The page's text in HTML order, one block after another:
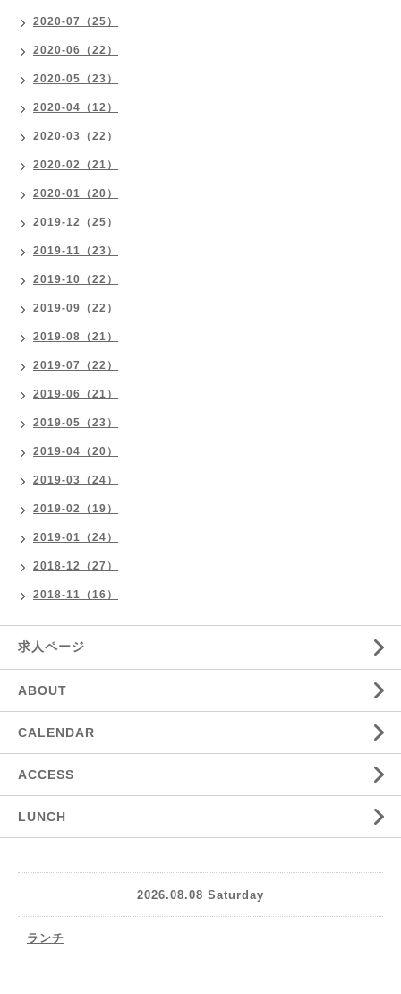
2020-07（25）
2020-06（22）
2020-05（23）
2020-04（12）
2020-03（22）
2020-02（21）
2020-01（20）
2019-12（25）
2019-11（23）
2019-10（22）
2019-09（22）
2019-08（21）
2019-07（22）
2019-06（21）
2019-05（23）
2019-04（20）
2019-03（24）
2019-02（19）
2019-01（24）
2018-12（27）
2018-11（16）
求人ページ
ABOUT
CALENDAR
ACCESS
LUNCH
2026.08.08 Saturday
ランチ